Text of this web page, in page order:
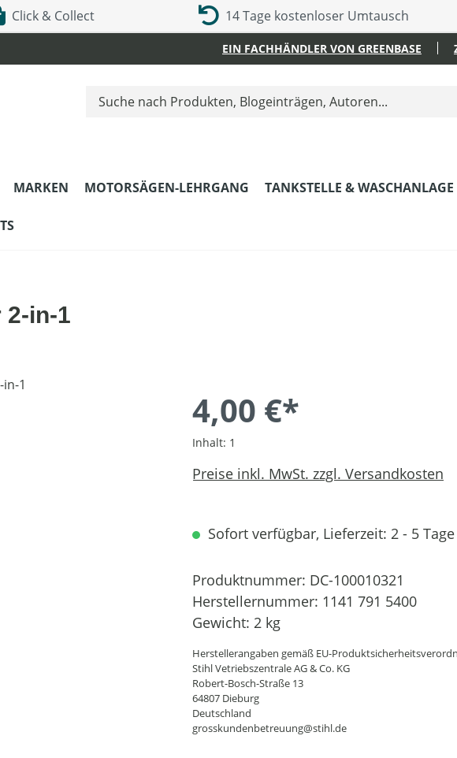
Click & Collect 14 Tage kostenloser Umtausch
EIN FACHHÄNDLER VON GREENBASE
MARKEN MOTORSÄGEN-LEHRGANG TANKSTELLE & WASCHANLAGE
2-in-1
4,00 €*
Inhalt: 1
Preise inkl. MwSt. zzgl. Versandkosten
Sofort verfügbar, Lieferzeit: 2 - 5 Tage
Produktnummer: DC-100010321
Herstellernummer: 1141 791 5400
Gewicht: 2 kg
Herstellerangaben gemäß EU-
Stihl Vetriebszentrale AG & Co. KG
Robert-Bosch-Straße 13
64807 Dieburg
Deutschland
grosskundenbetreuung@stihl.de